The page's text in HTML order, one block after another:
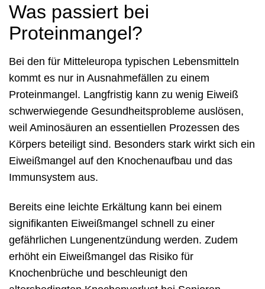
Was passiert bei
Proteinmangel?
Bei den für Mitteleuropa typischen Lebensmitteln
kommt es nur in Ausnahmefällen zu einem
Proteinmangel. Langfristig kann zu wenig Eiweiß
schwerwiegende Gesundheitsprobleme auslösen,
weil Aminosäuren an essentiellen Prozessen des
Körpers beteiligt sind. Besonders stark wirkt sich ein
Eiweißmangel auf den Knochenaufbau und das
Immunsystem aus.
Bereits eine leichte Erkältung kann bei einem
signifikanten Eiweißmangel schnell zu einer
gefährlichen Lungenentzündung werden. Zudem
erhöht ein Eiweißmangel das Risiko für
Knochenbrüche und beschleunigt den